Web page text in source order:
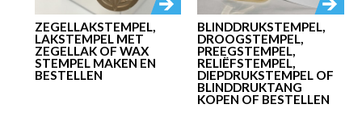
ZEGELLAKSTEMPEL,
LAKSTEMPEL MET
ZEGELLAK OF WAX
STEMPEL MAKEN EN
BESTELLEN
BLINDDRUKSTEMPEL,
DROOGSTEMPEL,
PREEGSTEMPEL,
RELIËFSTEMPEL,
DIEPDRUKSTEMPEL OF
BLINDDRUKTANG
KOPEN OF BESTELLEN